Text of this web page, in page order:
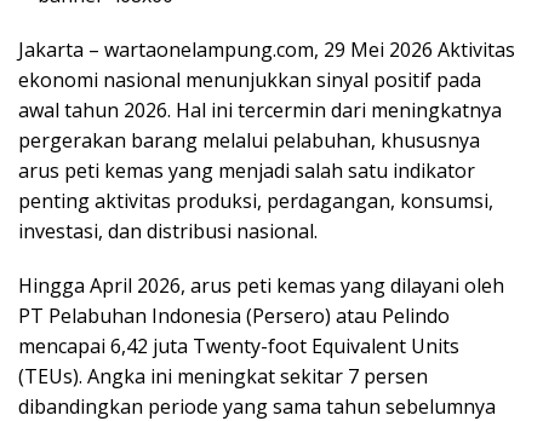
Jakarta – wartaonelampung.com, 29 Mei 2026 Aktivitas
ekonomi nasional menunjukkan sinyal positif pada
awal tahun 2026. Hal ini tercermin dari meningkatnya
pergerakan barang melalui pelabuhan, khususnya
arus peti kemas yang menjadi salah satu indikator
penting aktivitas produksi, perdagangan, konsumsi,
investasi, dan distribusi nasional.
Hingga April 2026, arus peti kemas yang dilayani oleh
PT Pelabuhan Indonesia (Persero) atau Pelindo
mencapai 6,42 juta Twenty-foot Equivalent Units
(TEUs). Angka ini meningkat sekitar 7 persen
dibandingkan periode yang sama tahun sebelumnya